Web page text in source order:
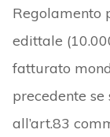
Regolamento
edittale
fatturato
precedente
all’art.83